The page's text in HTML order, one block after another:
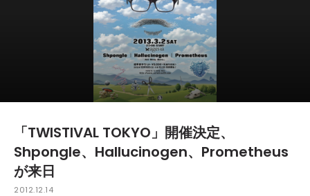
「TWISTIVAL TOKYO」開催決定、
Shpongle、Hallucinogen、Prometheus
が来日
2012.12.14